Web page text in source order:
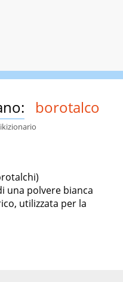
borotalco
una polvere bianca
utilizzata per la